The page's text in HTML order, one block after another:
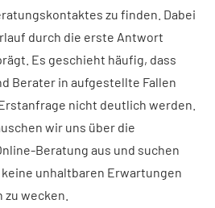
zu finden. Dabei
durch die erste Antwort
Es geschieht häufig, dass
Berater in aufgestellte Fallen
nicht deutlich werden.
wir uns über die
Beratung aus und suchen
unhaltbaren Erwartungen
wecken.